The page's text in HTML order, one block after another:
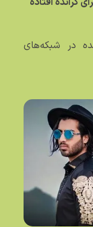
در شبکه‌های